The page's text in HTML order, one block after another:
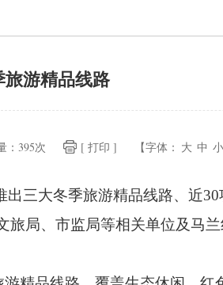
游精品线路
： 395次 [ 打印 ] 【字体： 大 中 小
出三大冬季旅游精品线路、近
旅局、 市监局等相关单位及马兰